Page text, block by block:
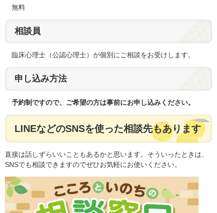
無料
相談員
臨床心理士（公認心理士）が個別にご相談をお受けします。
申し込み方法
予約制ですので、ご希望の方は事前にお申し込みください。
LINEなどのSNSを使った相談先もあります
直接は話しずらいいこともあるかと思います。そういったときは、
SNSでも相談できますのでぜひお気軽にお使いください。